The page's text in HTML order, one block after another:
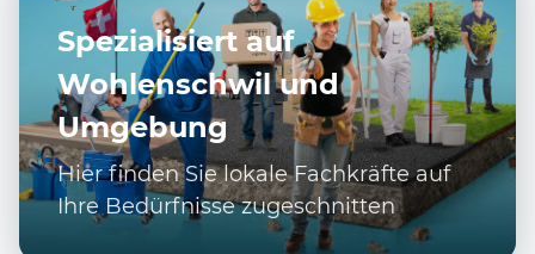
Spezialisiert auf
Wohlenschwil und
Umgebung
Hier finden Sie lokale Fachkräfte auf
Ihre Bedürfnisse zugeschnitten